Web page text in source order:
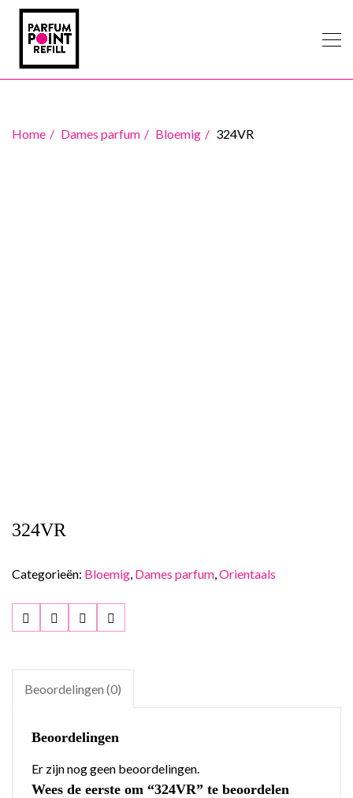
Home Dames parfum Bloemig 324VR
324VR
Categorieën: Bloemig, Dames parfum,Orientaals
Beoordelingen (0)
Beoordelingen
Er zijn nog geen beoordelingen.
Wees de eerste om “324VR” te beoordelen